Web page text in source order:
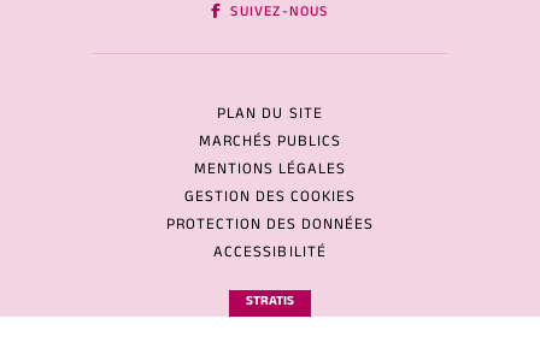
SUIVEZ-NOUS
PLAN DU SITE
MARCHÉS PUBLICS
MENTIONS LÉGALES
GESTION DES COOKIES
PROTECTION DES DONNÉES
ACCESSIBILITÉ
STRATIS